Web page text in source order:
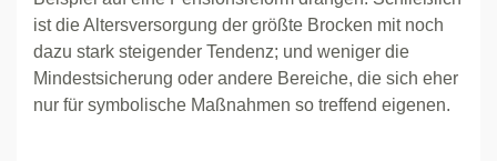
ist die Altersversorgung der größte Brocken mit noch
dazu stark steigender Tendenz; und weniger die
Mindestsicherung oder andere Bereiche, die sich eher
nur für symbolische Maßnahmen so treffend eigenen.